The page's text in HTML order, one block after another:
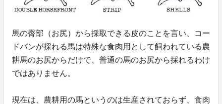
馬の臀部（お尻）から採取できる皮のことを言い、コー
ドバンが採れる馬は特殊な食肉用として飼われている農
耕馬のお尻からだけで、普通の馬のお尻から採れるわけ
ではありません。
現在は、農耕用の馬というのは生産されておらず、食肉